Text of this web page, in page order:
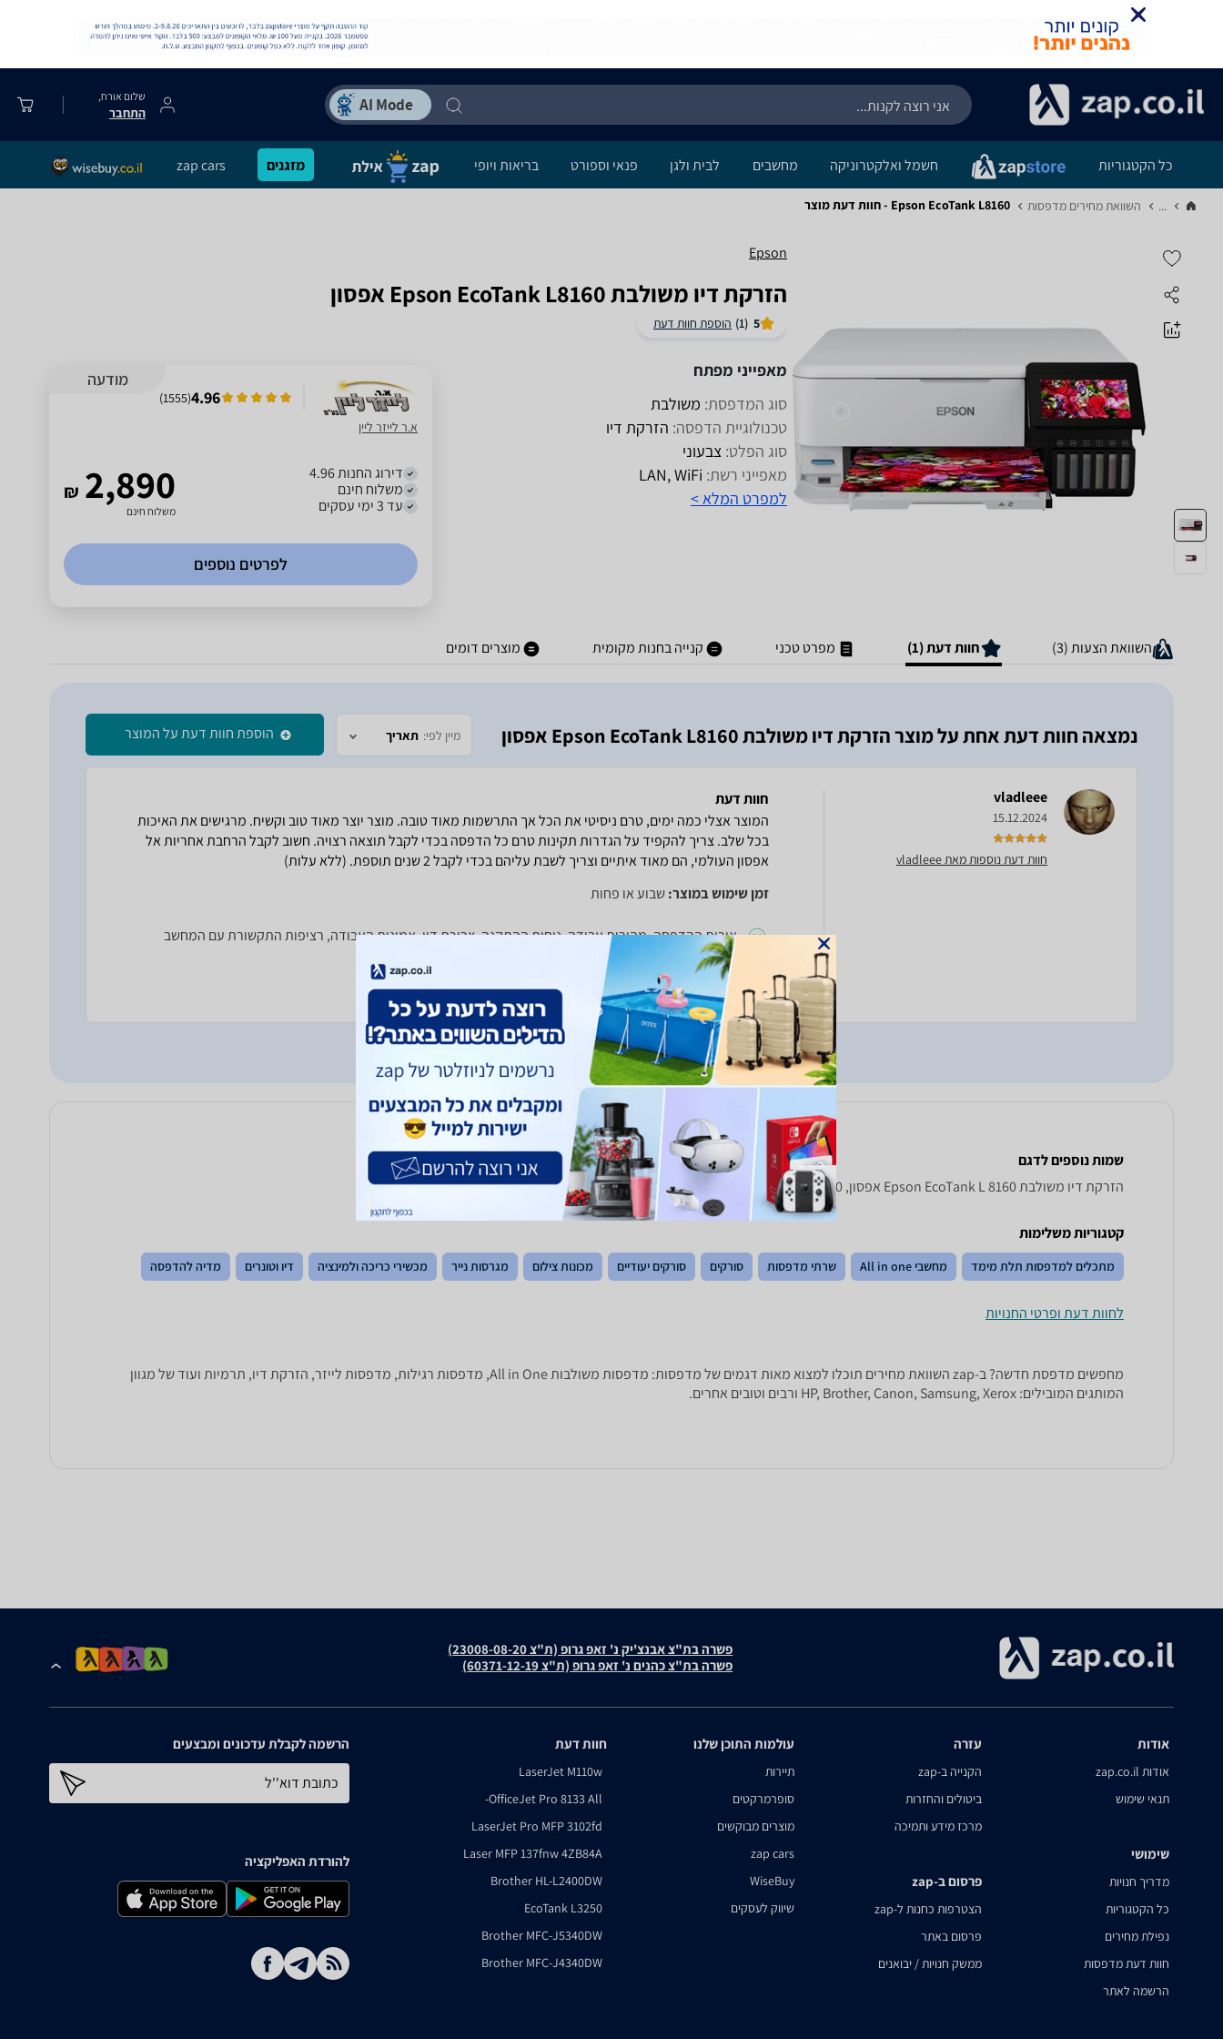
שלום אורח,
התחבר
כל הקטגוריות חשמל ואלקטרוניקה מחשבים לבית ולגן פנאי וספורט בריאות ויופי מזגנים zap cars
... השוואת מחירים מדפסות‏ Epson EcoTank L8160 - חוות דעת מוצר
Epson
‏הזרקת דיו ‏משולבת Epson EcoTank L8160 אפסון
5
(1) הוספת חוות דעת
מאפייני מפתח
סוג המדפסת: משולבת
טכנולוגיית הדפסה: הזרקת דיו
סוג הפלט: צבעוני
מאפייני רשת: LAN, WiFi
למפרט המלא >
מודעה
4.96
(
1555
)
א.ר לייזר ליין
דירוג החנות 4.96
משלוח חינם
עד 3 ימי עסקים
₪ 2,890
משלוח חינם
לפרטים נוספים
השוואת הצעות (3) חוות דעת (1) מפרט טכני קנייה בחנות מקומית מוצרים דומים
נמצאה חוות דעת אחת על מוצר ‏הזרקת דיו ‏משולבת Epson EcoTank L8160 אפסון מיין לפי: תאריך הוספת חוות דעת על המוצר
vladleee
15.12.2024
חוות דעת נוספות מאת vladleee
חוות דעת
המוצר אצלי כמה ימים, טרם ניסיטי את הכל אך התרשמות מאוד טובה. מוצר יוצר מאוד טוב וקשיח. מרגישים את האיכות
בכל שלב. צריך להקפיד על הגדרות תקינות טרם כל הדפסה בכדי לקבל תוצאה רצויה. חשוב לקבל הרחבת אחריות אל
אפסון העולמי, הם מאוד איתיים וצריך לשבת עליהם בכדי לקבל 2 שנים תוספת. (ללא עלות)
זמן שימוש במוצר:שבוע או פחות
איכות ההדפסה, מהירות עבודה, נוחות ההתקנה, צריכת דיו, אמינות העבודה, רציפות התקשורת עם המחשב
חוו"ד עזרה 0 חוו"ד לא עזרה 0
שמות נוספים לדגם
‏הזרקת דיו ‏משולבת Epson EcoTank L 8160 אפסון, EcoTank L8160 אפסון , אפסון EcoTank L8160
קטגוריות משלימות
מתכלים למדפסות תלת מימד מחשבי All in one שרתי מדפסות סורקים סורקים יעודיים מכונות צילום מגרסות נייר מכשירי כריכה ולמינציה דיו וטונרים מדיה להדפסה
לחוות דעת ופרטי החנויות
מחפשים מדפסת חדשה? ב-zap השוואת מחירים תוכלו למצוא מאות דגמים של מדפסות: מדפסות משולבות All in One, מדפסות רגילות, מדפסות לייזר, הזרקת דיו, תרמיות ועוד של מגוון
המותגים המובילים: HP, Brother, Canon, Samsung, Xerox ורבים וטובים אחרים.
פשרה בת"צ אבנצ'יק נ' זאפ גרופ (ת"צ 23008-08-20)
פשרה בת"צ כהנים נ' זאפ גרופ (ת"צ 60371-12-19)
אודות
אודות zap.co.il
תנאי שימוש
שימושי
מדריך חנויות
כל הקטגוריות
נפילת מחירים
חוות דעת מדפסות
הרשמה לאתר
עזרה
הקנייה ב-zap
ביטולים והחזרות
מרכז מידע ותמיכה
פרסום ב-zap
הצטרפות כחנות ל-zap
פרסום באתר
ממשק חנויות / יבואנים
עולמות התוכן שלנו
תיירות
סופרמרקטים
מוצרים מבוקשים
zap cars
WiseBuy
שיווק לעסקים
חוות דעת
LaserJet M110w
OfficeJet Pro 8133 All-
LaserJet Pro MFP 3102fd
Laser MFP 137fnw 4ZB84A
Brother HL-L2400DW
EcoTank L3250
Brother MFC-J5340DW
Brother MFC-J4340DW
הרשמה לקבלת עדכונים ומבצעים
כתובת דוא''ל
להורדת האפליקציה